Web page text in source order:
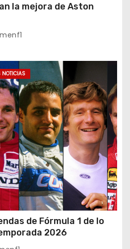
la mejora de Aston
NOTICIAS
de Fórmula 1 de lo
2026